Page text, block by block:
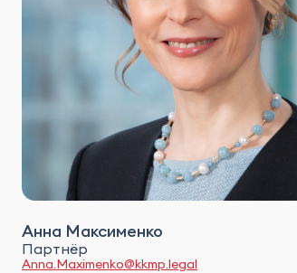
Анна Максименко
Партнёр
Anna.Maximenko@kkmp.legal